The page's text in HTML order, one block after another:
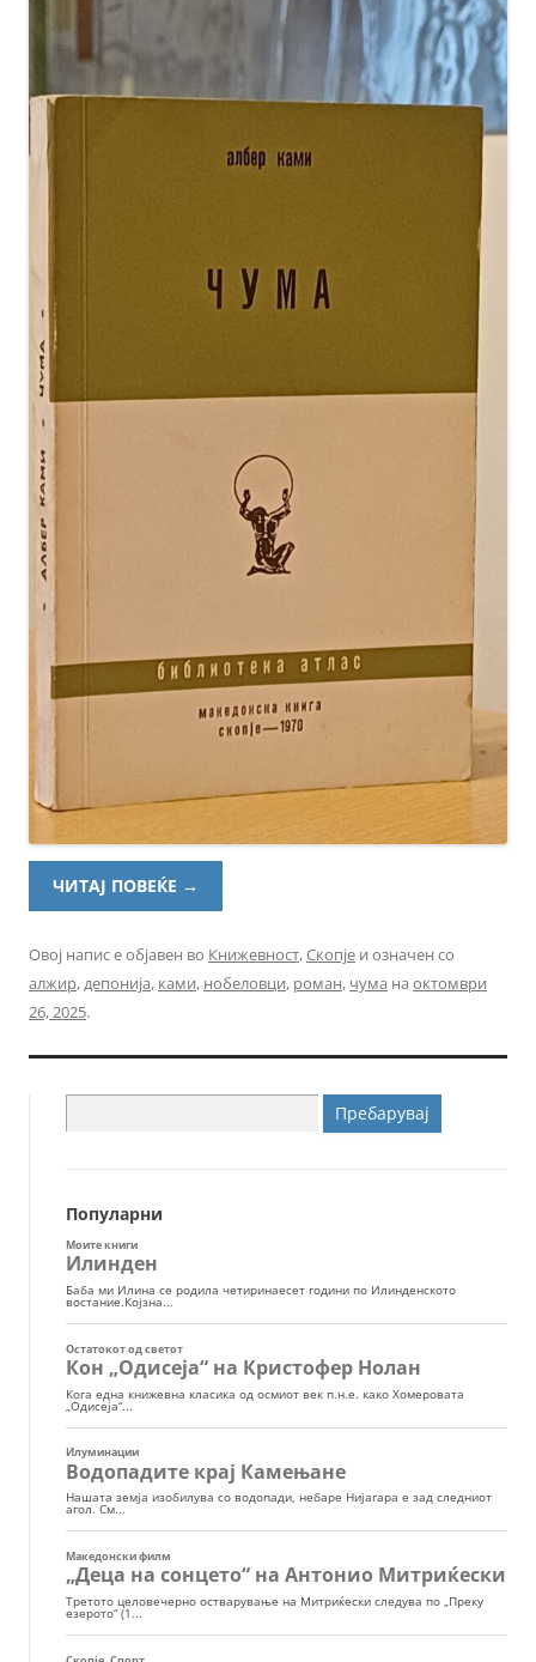
ЧИТАЈ ПОВЕЌЕ →
Овој напис е објавен во Книжевност,Скопје и означен со
алжир,депонија, ками, нобеловци, роман, чума на октомври
26, 2025.
за:
Популарни